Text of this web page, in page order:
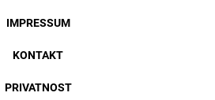
IMPRESSUM
KONTAKT
PRIVATNOST